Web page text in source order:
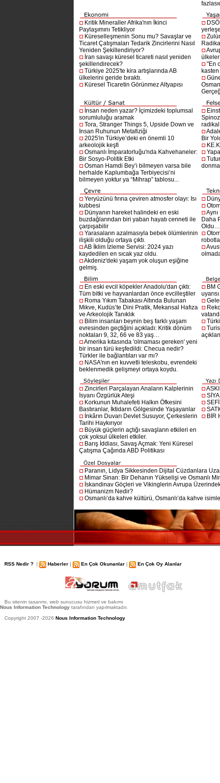
Kritik Mineraller Afrika'nın İkinci
Paylaşımını Tetikliyor
Küreselleşmenin Sonu mu? Savaşlar ve
Ticaret Çatışmaları Tedarik Zincirlerini Nasıl
Yeniden Şekillendiriyor?
İran savaşı küresel ticareti nasıl yeniden
şekillendirecek?
Türkiye 2025'te kira artışlarında AB
ülkelerini geride bıraktı.
Küresel Ticaretin Görünmez Altyapısı
"En
İnsan neden yazar? İçimizdeki toplumsal
sorumluluğu aramak
Tora, Stranger Things 5, Upside Down ve
İnsan Ruhunun Metafiziği
2025'in Türkiye’deki en önemli 10
arkeolojik keşfi
Osmanlı İmparatorluğu'nda Kahvehaneler:
Bir Sosyo-Politik Etki
Osman Hamdi Bey’i bilmeyen varsa bile
herhalde Kaplumbağa Terbiyecisi’ni
bilmeyen yoktur ya “Mihrap” tablosu...
Bir
Yeryüzünü fırına çeviren atmosfer olayı: Isı
kubbesi
Dünyanın hareket halindeki en eski
buzdağlarından biri yaban hayatı cenneti ile
çarpışabilir
Yarasaların azalmasıyla bebek ölümlerinin
ilişkili olduğu ortaya çıktı.
AB İklim İzleme Servisi: 2024 yazı
kaydedilen en sıcak yaz oldu.
Akdeniz'deki yaşam yok oluşun eşiğine
gelmiş.
Daha
Oldu…
En eski evcil köpekler Anadolu'dan çıktı:
Tüm bitki ve hayvanlardan önce evcilleştiler
Roma Yıkım Tabakası Altında Bulunan
Mikve, Kudüs’te Dini Pratik, Mekansal Hafıza
ve Arkeolojik Tanıklık
Bilim insanları beynin beş farklı yaşam
evresinden geçtiğini açıkladı: Kritik dönüm
noktaları 9, 32, 66 ve 83 yaş…
Amerika kıtasında 'olmaması gereken' yeni
bir insan türü keşfedildi: Checua nedir?
Türkler ile bağlantıları var mı?
NASA'nın en kuvvetli teleskobu, evrendeki
beklenmedik gelişmeyi ortaya koydu.
BM
Zincirleri Parçalayan Anaların Kalplerinin
İsyanı Özgürlük Ateşi
Korkunun Muhalefeti Halkın Öfkesini
Bastıranlar, İktidarın Gölgesinde Yaşayanlar
İnkârın Duvarı Devlet Susuyor, Çerkeslerin
Tarihi Haykırıyor
Büyük güçlerin açtığı savaşların etkileri en
çok yoksul ülkeleri etkiler.
Barış İddiası, Savaş Açmak: Yeni Küresel
Çatışma Çağında ABD Politikası
BİR
Paranın, Lidya Sikkesinden Dijital Cüzdanlara
Mimar Sinan: Bir Dehanın Yükselişi ve Osmanlı
İskandinav Göçleri ve Vikinglerin Avrupa
Hümanizm Nedir?
Osmanlı’da kahve kültürü, Osmanlı’da kahve
RSS Nedir ? | Haberler | En Çok Okunanlar | En Çok Oy Alanlar
Bu sitenin tasarımı, web sunucusu hizmeti ve bakımı
Nous Information Technology tarafından yapılmaktadır.
Copyright 2007 -2026 Nous Information Technology